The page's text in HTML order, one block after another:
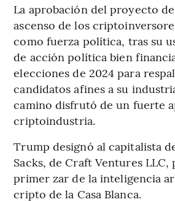
La aprobación del proyecto
ascenso de los
como fuerza política, tras su
de acción política bien
elecciones de 2024 para
candidatos afines a su
camino disfrutó de un fuerte
criptoindustria.
Trump designó al capitalista
Sacks, de Craft Ventures LLC,
primer zar de la inteligencia
cripto de la Casa Blanca.